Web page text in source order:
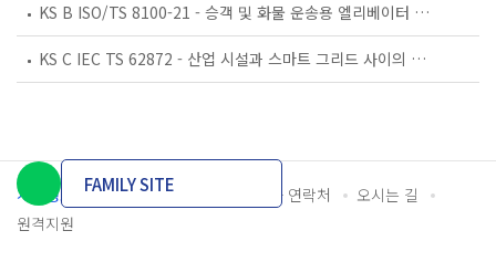
KS B ISO/TS 8100-21 - 승객 및 화물 운송용 엘리베이터 —제21부: 세계공통 필수안전요건(GESRs)을 충족하는 세계공통 안전 파라미터(GSPs)
KS C IEC TS 62872 - 산업 시설과 스마트 그리드 사이의 산업 공정 측정, 제어 및 자동화 시스템 인터페이스
개인정보처리방침 이용약관 담당자 연락처
오시는 길
원격지원
FAMILY SITE